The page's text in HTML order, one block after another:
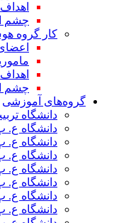
اهداف
چشم
کار گروه
اعضای
اهداف
چشم
گروه‌های آموزشی
دانشگاه
دانشگاه ع.
دانشگاه ع.
دانشگاه ع.
دانشگاه ع. پ.
دانشگاه ع.
دانشگاه ع.
دانشگاه ع.